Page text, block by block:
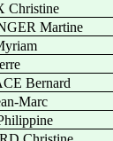
Christine
Martine
Bernard
Marc